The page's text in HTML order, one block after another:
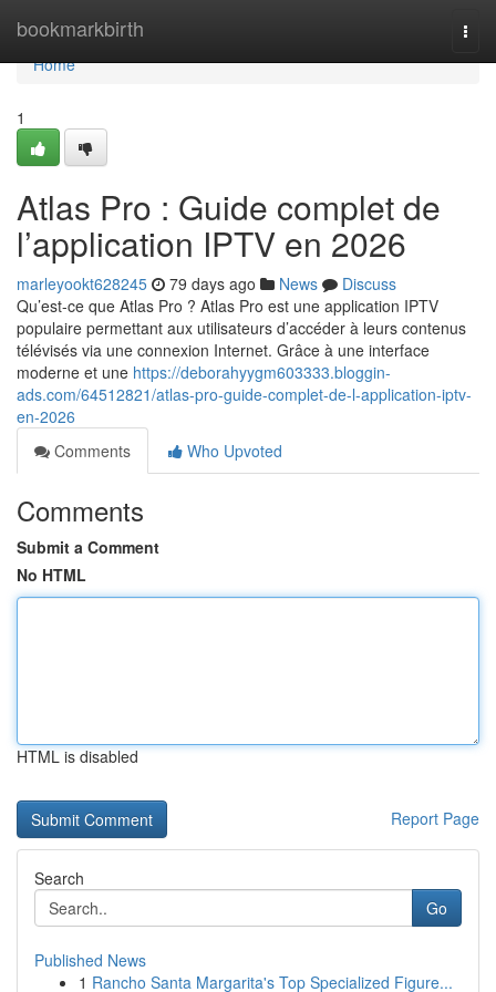
bookmarkbirth
Home
Home
1
Atlas Pro : Guide complet de
l’application IPTV en 2026
marleyookt628245 79 days ago News
Discuss
Qu’est-ce que Atlas Pro ? Atlas Pro est une application IPTV
populaire permettant aux utilisateurs d’accéder à leurs contenus
télévisés via une connexion Internet. Grâce à une interface
moderne et une https://deborahyygm603333.bloggin-
ads.com/64512821/atlas-pro-guide-complet-de-l-application-iptv-
en-2026
Comments
Who Upvoted
Comments
Submit a Comment
No HTML
HTML is disabled
Report Page
Search
Go
Published News
1 Rancho Santa Margarita's Top Specialized Figure...